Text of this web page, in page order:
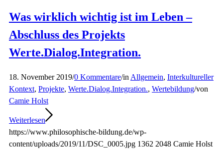
Was wirklich wichtig ist im Leben –
Abschluss des Projekts
Werte.Dialog.Integration.
18. November 2019/0 Kommentare/in Allgemein, Interkultureller
Kontext, Projekte, Werte.Dialog.Integration., Wertebildung/von
Camie Holst
Weiterlesen
https://www.philosophische-bildung.de/wp-
content/uploads/2019/11/DSC_0005.jpg 1362 2048 Camie Holst